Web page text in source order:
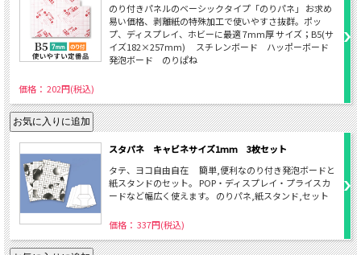
のり付きパネルのベーシックタイプ「のりパネ」 お求め
易い価格、剥離紙の特殊加工で使いやすさ抜群。ポッ
プ、ディスプレイ、ホビーに最適 7mm厚 サイズ；B5(サ
イズ182×257mm) スチレンボード ハッポーボード
発泡ボード のりぱね
価格： 202円(税込)
スタパネ キャビネサイズ1mm 3枚セット
タテ、ヨコ自由自在 簡単,便利なのり付き発泡ボードと
紙スタンドのセット。 POP・ディスプレイ・プライスカ
ードなど幅広く使えます。 のりパネ,紙スタンド,セット
価格： 337円(税込)